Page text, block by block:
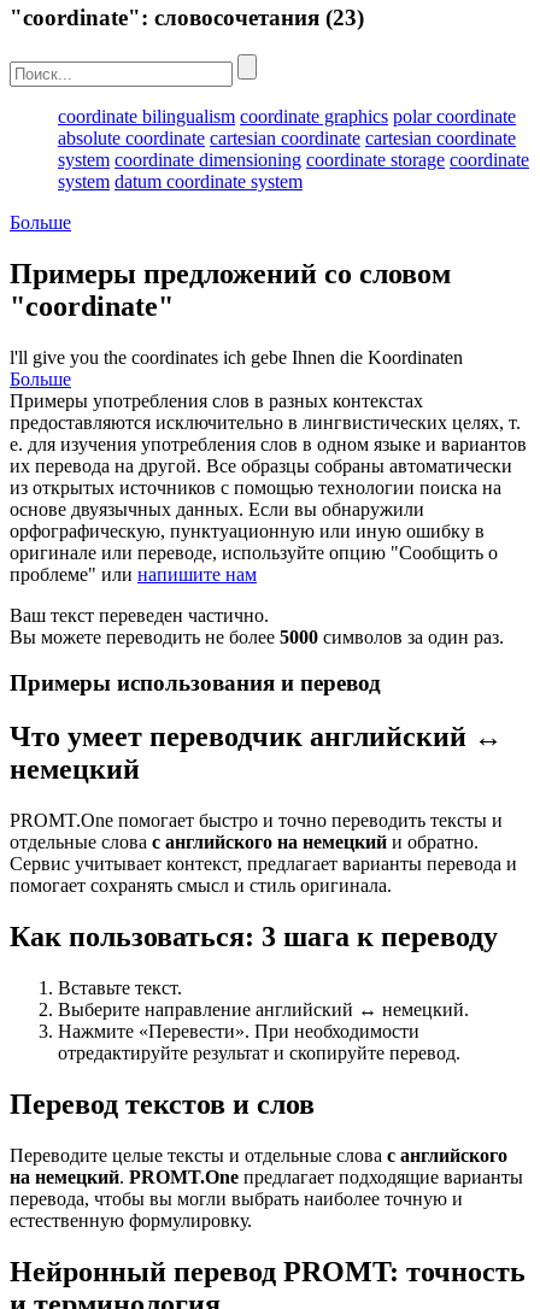
"coordinate": словосочетания (23)
coordinate bilingualism coordinate graphics polar coordinate
absolute coordinate cartesian coordinate cartesian coordinate
system coordinate dimensioning coordinate storage coordinate
system datum coordinate system
Больше
Примеры предложений со словом
"coordinate"
l'll give you the coordinates ich gebe Ihnen die Koordinaten
Больше
Примеры употребления слов в разных контекстах
предоставляются исключительно в лингвистических целях, т.
е. для изучения употребления слов в одном языке и вариантов
их перевода на другой. Все образцы собраны автоматически
из открытых источников с помощью технологии поиска на
основе двуязычных данных. Если вы обнаружили
орфографическую, пунктуационную или иную ошибку в
оригинале или переводе, используйте опцию "Сообщить о
проблеме" или напишите нам
Ваш текст переведен частично.
Вы можете переводить не более 5000 символов за один раз.
Примеры использования и перевод
Что умеет переводчик английский ↔
немецкий
PROMT.One помогает быстро и точно переводить тексты и
отдельные слова с английского на немецкий и обратно.
Сервис учитывает контекст, предлагает варианты перевода и
помогает сохранять смысл и стиль оригинала.
Как пользоваться: 3 шага к переводу
Вставьте текст.
Выберите направление английский ↔ немецкий.
Нажмите «Перевести». При необходимости
отредактируйте результат и скопируйте перевод.
Перевод текстов и слов
Переводите целые тексты и отдельные слова с английского
на немецкий. PROMT.One предлагает подходящие варианты
перевода, чтобы вы могли выбрать наиболее точную и
естественную формулировку.
Нейронный перевод PROMT: точность